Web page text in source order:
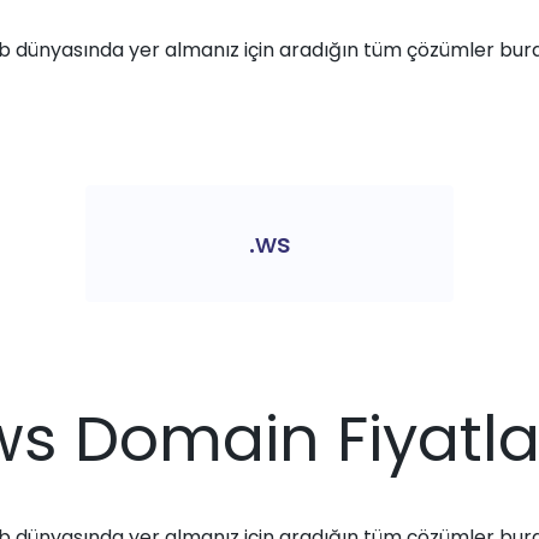
dünyasında yer almanız için aradığın tüm çözümler
.ws
Domain